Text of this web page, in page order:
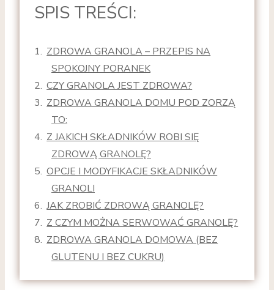
SPIS TREŚCI:
ZDROWA GRANOLA – PRZEPIS NA
SPOKOJNY PORANEK
CZY GRANOLA JEST ZDROWA?
ZDROWA GRANOLA DOMU POD ZORZĄ
TO:
Z JAKICH SKŁADNIKÓW ROBI SIĘ
ZDROWĄ GRANOLĘ?
OPCJE I MODYFIKACJE SKŁADNIKÓW
GRANOLI
JAK ZROBIĆ ZDROWĄ GRANOLĘ?
Z CZYM MOŻNA SERWOWAĆ GRANOLĘ?
ZDROWA GRANOLA DOMOWA (BEZ
GLUTENU I BEZ CUKRU)